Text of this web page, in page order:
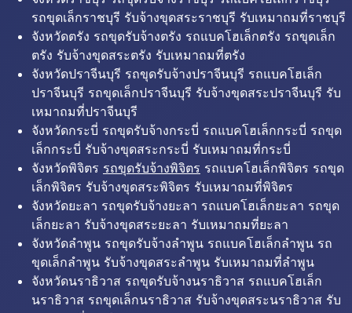
รถขุดเล็กราชบุรี รับจ้างขุดสระราชบุรี รับเหมาถมที่ราชบุรี
จังหวัดตรัง รถขุดรับจ้างตรัง รถแบคโฮเล็กตรัง รถขุดเล็ก
ตรัง รับจ้างขุดสระตรัง รับเหมาถมที่ตรัง
จังหวัดปราจีนบุรี รถขุดรับจ้างปราจีนบุรี รถแบคโฮเล็ก
ปราจีนบุรี รถขุดเล็กปราจีนบุรี รับจ้างขุดสระปราจีนบุรี รับ
เหมาถมที่ปราจีนบุรี
จังหวัดกระบี่ รถขุดรับจ้างกระบี่ รถแบคโฮเล็กกระบี่ รถขุด
เล็กกระบี่ รับจ้างขุดสระกระบี่ รับเหมาถมที่กระบี่
จังหวัดพิจิตร รถขุดรับจ้างพิจิตร รถแบคโฮเล็กพิจิตร รถขุด
เล็กพิจิตร รับจ้างขุดสระพิจิตร รับเหมาถมที่พิจิตร
จังหวัดยะลา รถขุดรับจ้างยะลา รถแบคโฮเล็กยะลา รถขุด
เล็กยะลา รับจ้างขุดสระยะลา รับเหมาถมที่ยะลา
จังหวัดลำพูน รถขุดรับจ้างลำพูน รถแบคโฮเล็กลำพูน รถ
ขุดเล็กลำพูน รับจ้างขุดสระลำพูน รับเหมาถมที่ลำพูน
จังหวัดนราธิวาส รถขุดรับจ้างนราธิวาส รถแบคโฮเล็ก
นราธิวาส รถขุดเล็กนราธิวาส รับจ้างขุดสระนราธิวาส รับ